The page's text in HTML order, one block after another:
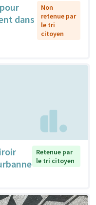
dans
Non
retenue par
le tri
citoyen
Retenue par
le tri citoyen